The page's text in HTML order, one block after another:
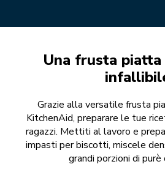
Una frusta
Grazie alla versatile frusta
KitchenAid, preparare le tue
ragazzi. Mettiti al lavoro e
impasti per biscotti, miscele
grandi porzioni di purè